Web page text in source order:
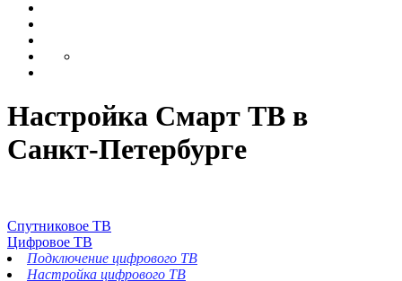
Настройка Смарт ТВ в
Санкт-Петербурге
Спутниковое ТВ
Цифровое ТВ
Подключение цифрового ТВ
Настройка цифрового ТВ